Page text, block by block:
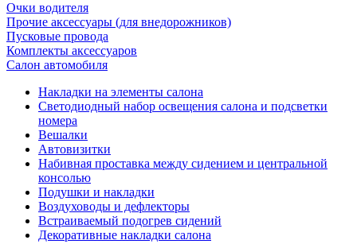
Очки водителя
Прочие аксессуары (для внедорожников)
Пусковые провода
Комплекты аксессуаров
Салон автомобиля
Накладки на элементы салона
Светодиодный набор освещения салона и подсветки
номера
Вешалки
Автовизитки
Набивная проставка между сидением и центральной
консолью
Подушки и накладки
Воздуховоды и дефлекторы
Встраиваемый подогрев сидений
Декоративные накладки салона